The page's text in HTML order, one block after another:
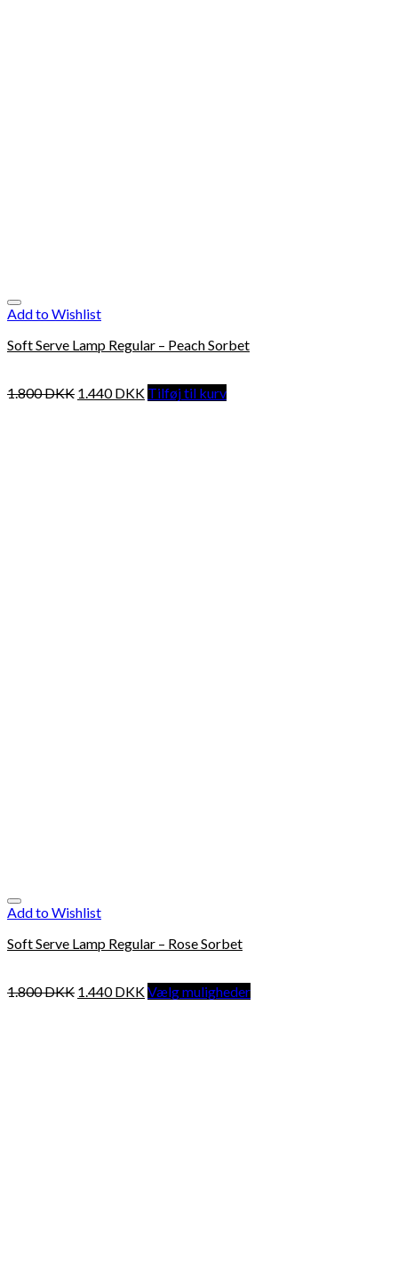
Add to Wishlist
Soft Serve Lamp Regular – Peach Sorbet
1.800DKK 1.440DKK Tilføj til kurv
Add to Wishlist
Soft Serve Lamp Regular – Rose Sorbet
1.800DKK 1.440DKKVælg muligheder